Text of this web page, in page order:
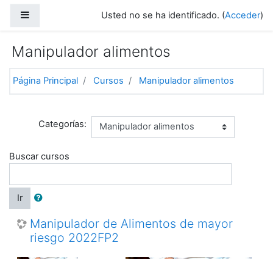
Usted no se ha identificado. (Acceder)
Manipulador alimentos
Página Principal Cursos Manipulador alimentos
Categorías:
Buscar cursos
Ir
Manipulador de Alimentos de mayor
riesgo 2022FP2